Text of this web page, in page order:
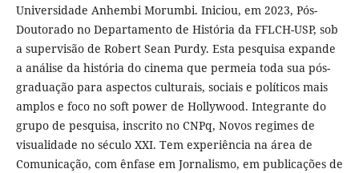
Universidade Anhembi Morumbi. Iniciou, em 2023, Pós-
Doutorado no Departamento de História da FFLCH-USP, sob
a supervisão de Robert Sean Purdy. Esta pesquisa expande
a análise da história do cinema que permeia toda sua pós-
graduação para aspectos culturais, sociais e políticos mais
amplos e foco no soft power de Hollywood. Integrante do
grupo de pesquisa, inscrito no CNPq, Novos regimes de
visualidade no século XXI. Tem experiência na área de
Comunicação, com ênfase em Jornalismo, em publicações de